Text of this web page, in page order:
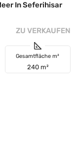
In Seferihisar
ZU VERKAUFEN
Gesamtfläche m²
240 m²